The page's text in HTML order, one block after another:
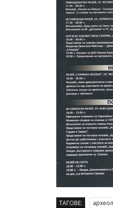
ТАГОВЕ: